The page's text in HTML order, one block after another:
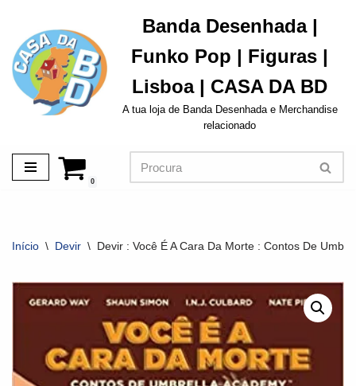
Avançar
para
o
conteúdo
Banda Desenhada |
Funko Pop | Figuras |
Lisboa | CASA DA BD
A tua loja de Banda Desenhada e Merchandise
relacionado
0
Início \ Devir \ Devir : Você É A Cara Da Morte : Contos De